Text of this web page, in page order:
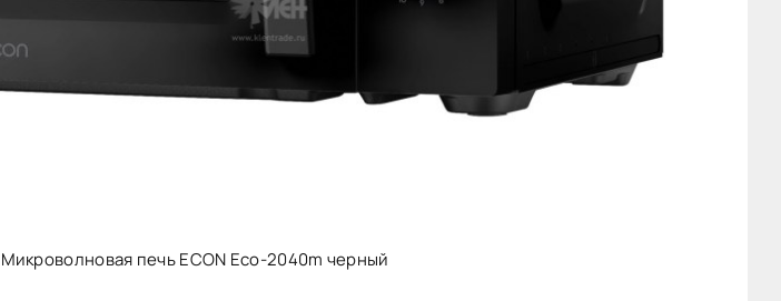
Микроволновая печь ECON Eco-2040m черный